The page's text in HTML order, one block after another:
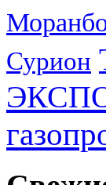
Сурион